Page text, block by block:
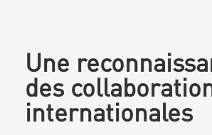
Une
des
internationales